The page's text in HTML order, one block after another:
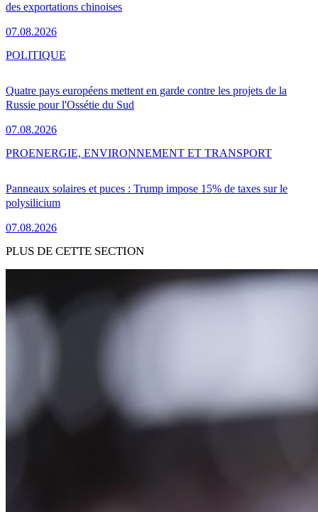
des exportations chinoises
07.08.2026
Quatre pays européens mettent en garde contre les projets de la
Russie pour l'Ossétie du Sud
07.08.2026
POLITIQUE
Panneaux solaires et puces : Trump impose 15% de taxes sur le
polysilicium
07.08.2026
PROENERGIE, ENVIRONNEMENT ET TRANSPORT
PLUS DE CETTE SECTION